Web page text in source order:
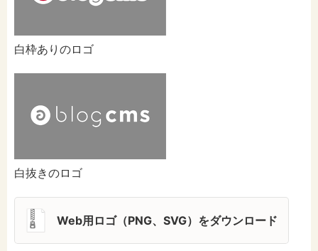
白枠ありのロゴ
白抜きのロゴ
Web用ロゴ（PNG、SVG）をダウンロード